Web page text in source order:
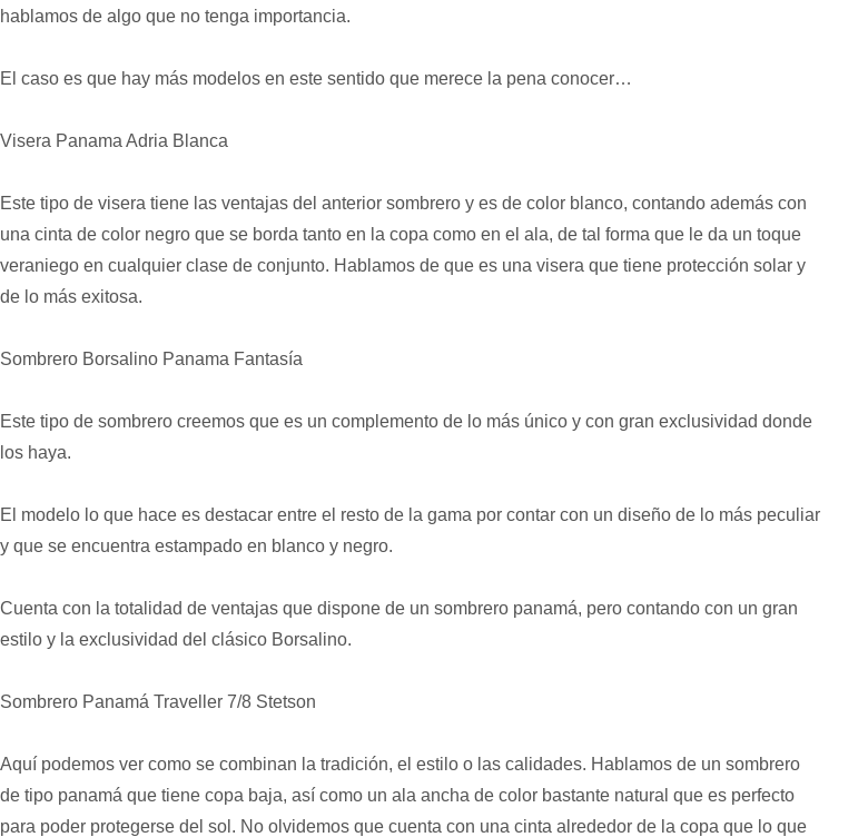
hablamos de algo que no tenga importancia.
El caso es que hay más modelos en este sentido que merece la pena conocer…
Visera Panama Adria Blanca
Este tipo de visera tiene las ventajas del anterior sombrero y es de color blanco, contando además con
una cinta de color negro que se borda tanto en la copa como en el ala, de tal forma que le da un toque
veraniego en cualquier clase de conjunto. Hablamos de que es una visera que tiene protección solar y
de lo más exitosa.
Sombrero Borsalino Panama Fantasía
Este tipo de sombrero creemos que es un complemento de lo más único y con gran exclusividad donde
los haya.
El modelo lo que hace es destacar entre el resto de la gama por contar con un diseño de lo más peculiar
y que se encuentra estampado en blanco y negro.
Cuenta con la totalidad de ventajas que dispone de un sombrero panamá, pero contando con un gran
estilo y la exclusividad del clásico Borsalino.
Sombrero Panamá Traveller 7/8 Stetson
Aquí podemos ver como se combinan la tradición, el estilo o las calidades. Hablamos de un sombrero
de tipo panamá que tiene copa baja, así como un ala ancha de color bastante natural que es perfecto
para poder protegerse del sol. No olvidemos que cuenta con una cinta alrededor de la copa que lo que